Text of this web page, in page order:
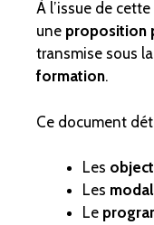
À l’issue de
une proposition
transmise sous
formation.
Ce document
Les
Les
Le